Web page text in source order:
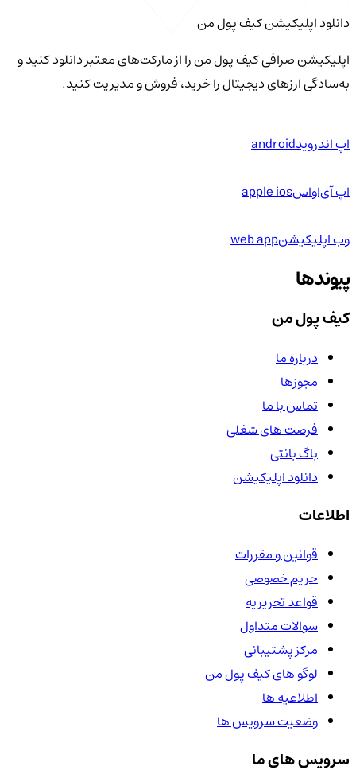
دانلود اپلیکیشن کیف‌ پول من
اپلیکیشن صرافی کیف پول من را از مارکت‌های معتبر دانلود کنید و
به‌سادگی ارزهای دیجیتال را خرید، فروش و مدیریت کنید.
اپ اندرویدandroid
اپ آی‌او‌اسapple ios
وب اپلیکیشنweb app
پیوندها
کیف پول من
درباره ما
مجوزها
تماس با ما
فرصت های شغلی
باگ بانتی
دانلود اپلیکیشن
اطلاعات
قوانین و مقررات
حریم خصوصی
قواعد تحریریه
سوالات متداول
مرکز پشتیبانی
لوگو های کیف پول من
اطلاعیه ها
وضعیت سرویس ها
سرویس های ما